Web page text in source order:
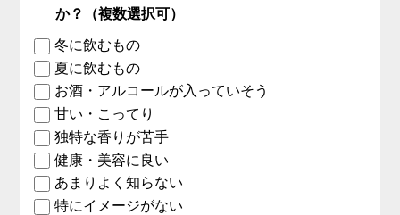
か？（複数選択可）
冬に飲むもの
夏に飲むもの
お酒・アルコールが入っていそう
甘い・こってり
独特な香りが苦手
健康・美容に良い
あまりよく知らない
特にイメージがない